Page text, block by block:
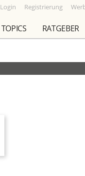
Login Registrierung
TOPICS RATGEBER